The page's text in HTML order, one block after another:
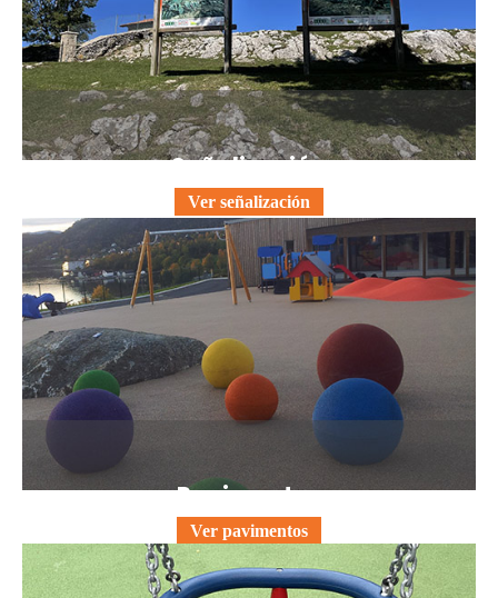
Señalización
Ver señalización
Pavimentos
Ver pavimentos